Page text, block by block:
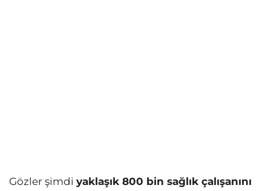
Gözler şimdi yaklaşık 800 bin sağlık çalışanını